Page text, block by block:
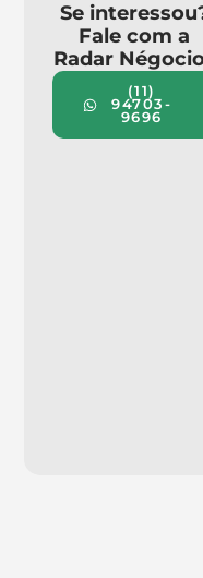
Se
Fale com a
Radar
(11)
94703-
9696